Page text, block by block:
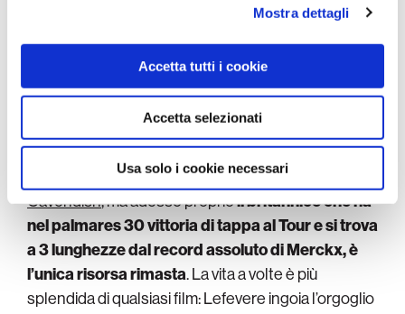
analizzare il nostro traffico. Condividiamo inoltre
nostri partner che si occupano di analisi dei dati web,
pubblicità e social media, i quali potrebbero combinarle
con altre informazioni che ha fornito loro o che hanno
raccolto dal suo utilizzo dei loro servizi.
Mostra dettagli
Accetta tutti i cookie
Accetta selezionati
Usa solo i cookie necessari
forte su Alaphilippe per la classifica, si ritrova
alla vigilia del Tour senza un velocista
dimentica il tono fra l’ironico e l’irriverente con cui
durante il Giroil team manager ha parlato di
Cavendish, ma adesso proprioil britannico che ha
nel palmares 30 vittoria di tappa al Tour e si trova
a 3 lunghezze dal record assoluto di Merckx, è
l’unica risorsa rimasta. La vita a volte è più
splendida di qualsiasi film: Lefevere ingoia l’orgoglio